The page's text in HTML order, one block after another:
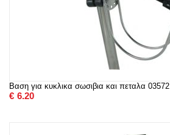
Βαση για κυκλικα σωσιβια και πεταλα 03572
€ 6.20